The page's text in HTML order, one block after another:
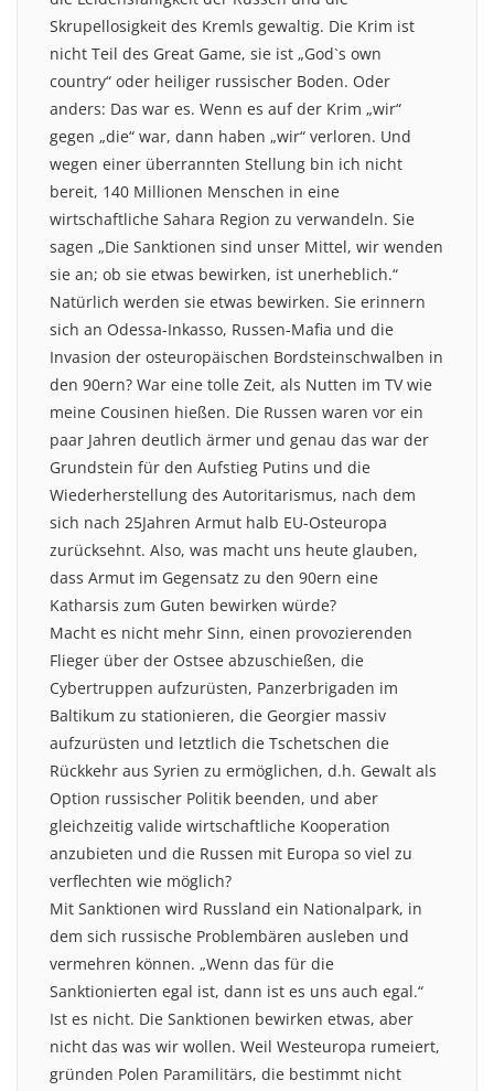
Skrupellosigkeit des Kremls gewaltig. Die Krim ist
nicht Teil des Great Game, sie ist „God`s own
country“ oder heiliger russischer Boden. Oder
anders: Das war es. Wenn es auf der Krim „wir“
gegen „die“ war, dann haben „wir“ verloren. Und
wegen einer überrannten Stellung bin ich nicht
bereit, 140 Millionen Menschen in eine
wirtschaftliche Sahara Region zu verwandeln. Sie
sagen „Die Sanktionen sind unser Mittel, wir wenden
sie an; ob sie etwas bewirken, ist unerheblich.“
Natürlich werden sie etwas bewirken. Sie erinnern
sich an Odessa-Inkasso, Russen-Mafia und die
Invasion der osteuropäischen Bordsteinschwalben in
den 90ern? War eine tolle Zeit, als Nutten im TV wie
meine Cousinen hießen. Die Russen waren vor ein
paar Jahren deutlich ärmer und genau das war der
Grundstein für den Aufstieg Putins und die
Wiederherstellung des Autoritarismus, nach dem
sich nach 25Jahren Armut halb EU-Osteuropa
zurücksehnt. Also, was macht uns heute glauben,
dass Armut im Gegensatz zu den 90ern eine
Katharsis zum Guten bewirken würde?
Macht es nicht mehr Sinn, einen provozierenden
Flieger über der Ostsee abzuschießen, die
Cybertruppen aufzurüsten, Panzerbrigaden im
Baltikum zu stationieren, die Georgier massiv
aufzurüsten und letztlich die Tschetschen die
Rückkehr aus Syrien zu ermöglichen, d.h. Gewalt als
Option russischer Politik beenden, und aber
gleichzeitig valide wirtschaftliche Kooperation
anzubieten und die Russen mit Europa so viel zu
verflechten wie möglich?
Mit Sanktionen wird Russland ein Nationalpark, in
dem sich russische Problembären ausleben und
vermehren können. „Wenn das für die
Sanktionierten egal ist, dann ist es uns auch egal.“
Ist es nicht. Die Sanktionen bewirken etwas, aber
nicht das was wir wollen. Weil Westeuropa rumeiert,
gründen Polen Paramilitärs, die bestimmt nicht